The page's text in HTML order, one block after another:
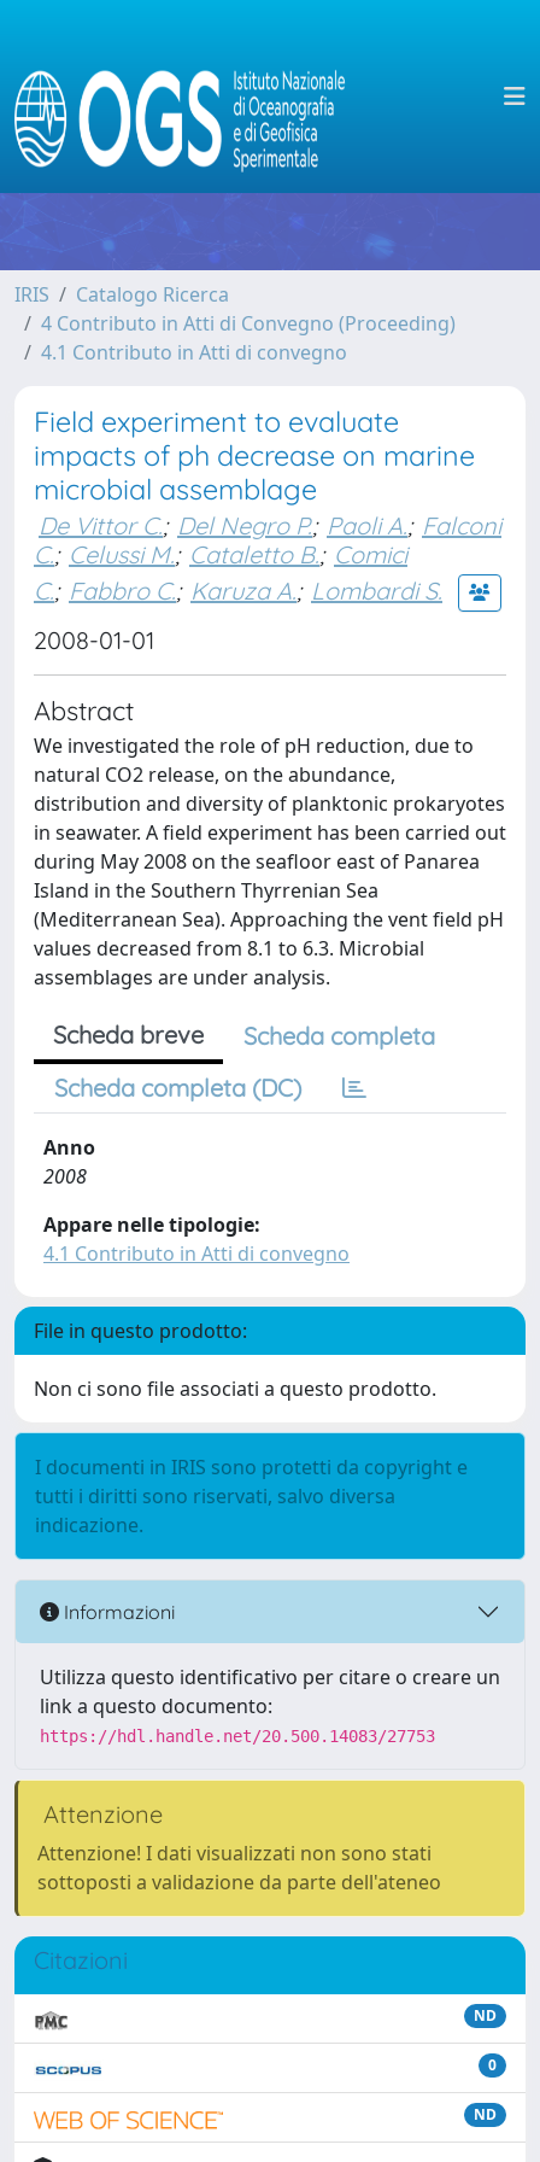
IRIS
Catalogo Ricerca
4 Contributo in Atti di Convegno (Proceeding)
4.1 Contributo in Atti di convegno
Field experiment to evaluate
impacts of ph decrease on marine
microbial assemblage
De Vittor C.; Del Negro P.; Paoli A.; Falconi
C.; Celussi M.; Cataletto B.; Comici
C.; Fabbro C.; Karuza A.; Lombardi S.
2008-01-01
Abstract
We investigated the role of pH reduction, due to
natural CO2 release, on the abundance,
distribution and diversity of planktonic prokaryotes
in seawater. A field experiment has been carried out
during May 2008 on the seafloor east of Panarea
Island in the Southern Thyrrenian Sea
(Mediterranean Sea). Approaching the vent field pH
values decreased from 8.1 to 6.3. Microbial
assemblages are under analysis.
Scheda breve
Scheda completa
Scheda completa (DC)
Anno
2008
Appare nelle tipologie:
4.1 Contributo in Atti di convegno
File in questo prodotto:
Non ci sono file associati a questo prodotto.
I documenti in IRIS sono protetti da copyright e
tutti i diritti sono riservati, salvo diversa
indicazione.
Informazioni
Utilizza questo identificativo per citare o creare un
link a questo documento:
https://hdl.handle.net/20.500.14083/27753
Attenzione
Attenzione! I dati visualizzati non sono stati
sottoposti a validazione da parte dell'ateneo
Citazioni
ND
0
ND